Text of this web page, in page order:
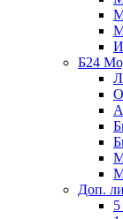
Б24
Доп.